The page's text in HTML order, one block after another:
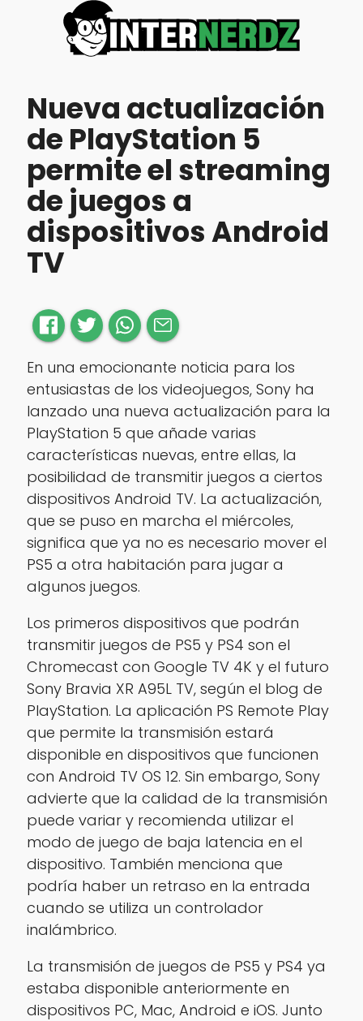
Nueva actualización
de PlayStation 5
permite el streaming
de juegos a
dispositivos Android
TV
En una emocionante noticia para los
entusiastas de los videojuegos, Sony ha
lanzado una nueva actualización para la
PlayStation 5 que añade varias
características nuevas, entre ellas, la
posibilidad de transmitir juegos a ciertos
dispositivos Android TV. La actualización,
que se puso en marcha el miércoles,
significa que ya no es necesario mover el
PS5 a otra habitación para jugar a
algunos juegos.
Los primeros dispositivos que podrán
transmitir juegos de PS5 y PS4 son el
Chromecast con Google TV 4K y el futuro
Sony Bravia XR A95L TV, según el blog de
PlayStation. La aplicación PS Remote Play
que permite la transmisión estará
disponible en dispositivos que funcionen
con Android TV OS 12. Sin embargo, Sony
advierte que la calidad de la transmisión
puede variar y recomienda utilizar el
modo de juego de baja latencia en el
dispositivo. También menciona que
podría haber un retraso en la entrada
cuando se utiliza un controlador
inalámbrico.
La transmisión de juegos de PS5 y PS4 ya
estaba disponible anteriormente en
dispositivos PC, Mac, Android e iOS. Junto